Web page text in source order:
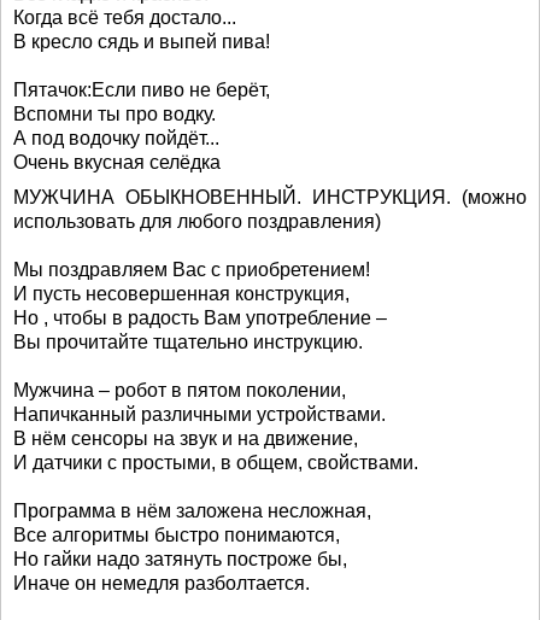
Когда всё тебя достало...
В кресло сядь и выпей пива!
Пятачок:Еcли пиво не берёт,
Вспомни ты про водку.
А под водочку пойдёт...
Очень вкусная селёдка
МУЖЧИНА ОБЫКНОВЕННЫЙ. ИНСТРУКЦИЯ. (можно
использовать для любого поздравления)
Мы поздравляем Вас с приобретением!
И пусть несовершенная конструкция,
Но , чтобы в радость Вам употребление –
Вы прочитайте тщательно инструкцию.
Мужчина – робот в пятом поколении,
Напичканный различными устройствами.
В нём сенсоры на звук и на движение,
И датчики с простыми, в общем, свойствами.
Программа в нём заложена несложная,
Все алгоритмы быстро понимаются,
Но гайки надо затянуть построже бы,
Иначе он немедля разболтается.